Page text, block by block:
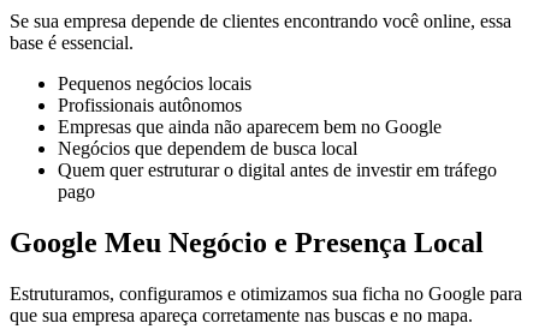
Se sua empresa depende de clientes encontrando você online, essa
base é essencial.
Pequenos negócios locais
Profissionais autônomos
Empresas que ainda não aparecem bem no Google
Negócios que dependem de busca local
Quem quer estruturar o digital antes de investir em tráfego
pago
Google Meu Negócio e Presença Local
Estruturamos, configuramos e otimizamos sua ficha no Google para
que sua empresa apareça corretamente nas buscas e no mapa.